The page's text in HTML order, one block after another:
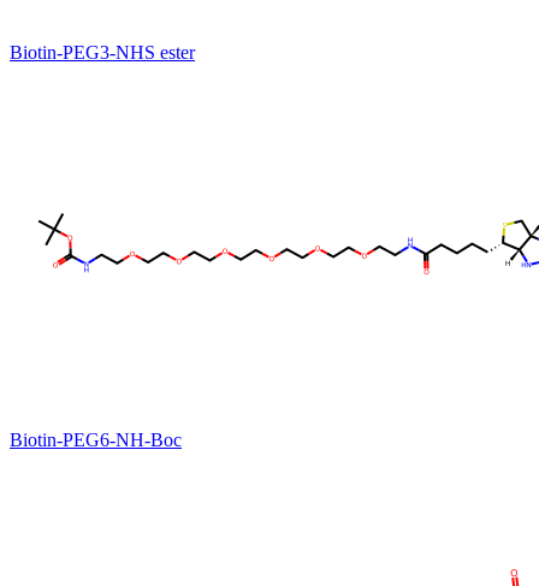
Biotin-PEG3-NHS ester
Biotin-PEG6-NH-Boc